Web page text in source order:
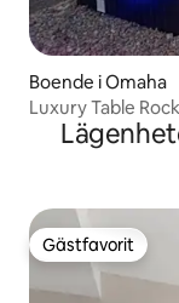
Boende i Omaha
Luxury Table
Gästfavorit
Gästfavorit